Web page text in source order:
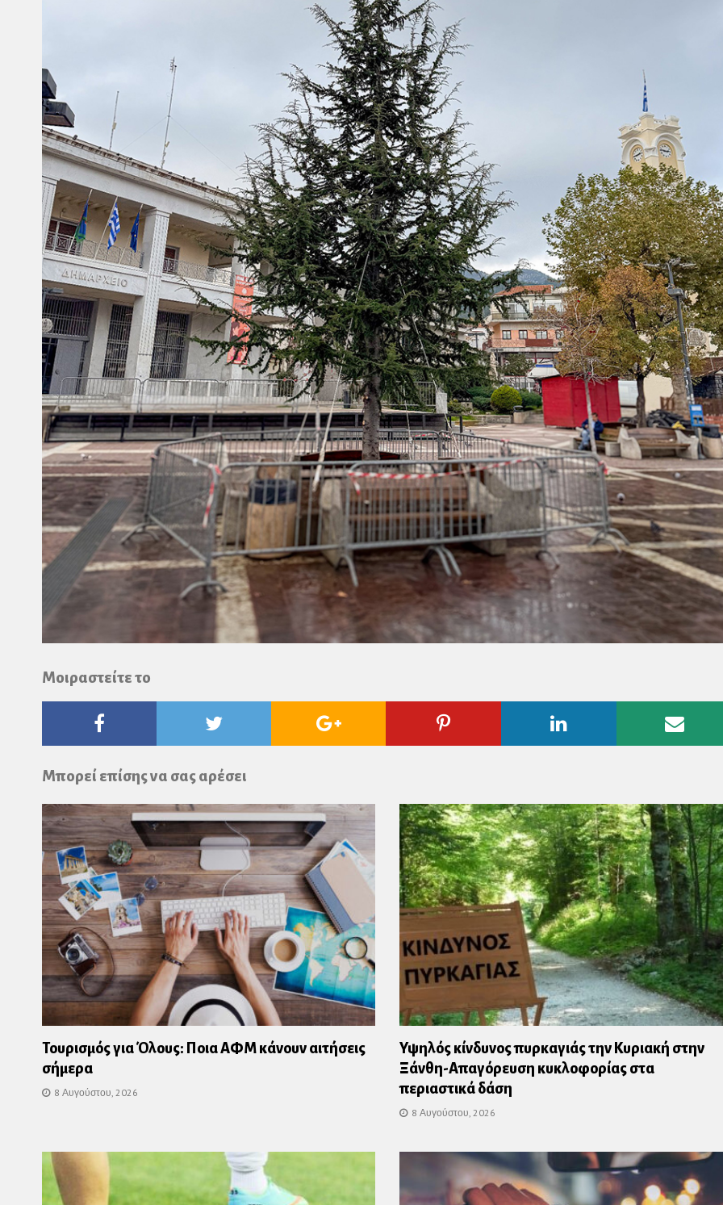
Μοιραστείτε το
Twitter
Google
Pinterest Linkedin
Μπορεί επίσης να σας αρέσει
Τουρισμός για Όλους: Ποια ΑΦΜ κάνουν αιτήσεις
σήμερα
8 Αυγούστου, 2026
Υψηλός κίνδυνος πυρκαγιάς την Κυριακή στην
Ξάνθη-Απαγόρευση κυκλοφορίας στα
περιαστικά δάση
8 Αυγούστου, 2026